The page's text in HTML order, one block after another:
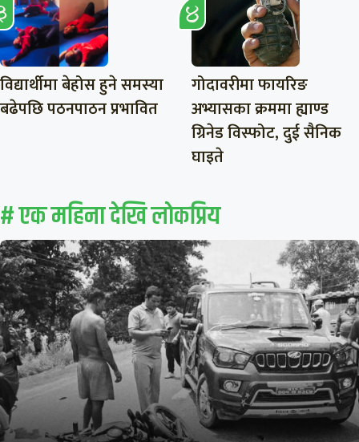
विद्यार्थीमा बेहोस हुने समस्या
बढेपछि पठनपाठन प्रभावित
गोदावरीमा फायरिङ
अभ्यासका क्रममा ह्याण्ड
ग्रिनेड विस्फोट, दुई सैनिक
घाइते
# एक महिना देखि लाेकप्रिय